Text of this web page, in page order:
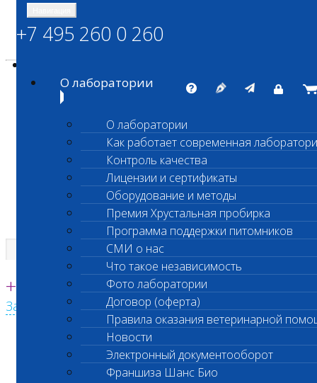
ШАНС БИО
Независимая ветеринарная лаборатория
Единая круглосуточная справочная
+7 495 260 0 260
Заказать звонок с сайта
+7 495 260 0 260
О лаборатории
О лаборатории
Как работает современная
Контроль качества
Лицензии и сертификаты
Оборудование и методы
Премия Хрустальная пробирка
Программа поддержки питомников
СМИ о нас
Что такое независимость
Фото лаборатории
Договор (оферта)
Правила оказания ветеринарной
Новости
Электронный документооборот
Франшиза Шанс Био
Главная страница
Приостановлено выполнение срочных клинических
исследований